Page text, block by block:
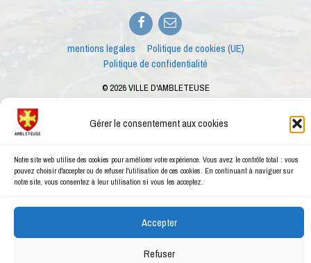
Gérer le consentement aux cookies
Notre site web utilise des cookies pour améliorer votre expérience. Vous avez le contrôle total : vous
pouvez choisir d'accepter ou de refuser l'utilisation de ces cookies. En continuant à naviguer sur
notre site, vous consentez à leur utilisation si vous les acceptez.
Accepter
Refuser
Facebook
E-
mail
mentions legales
Politique de cookies (UE)
Politique de confidentialité
© 2026 VILLE D'AMBLETEUSE
Merci àAnthony Barrypour les photos
Ce site internet est créé dans le cadre des ateliers numériques proposés par le
conseiller numérique de la ville d'Ambleteuse